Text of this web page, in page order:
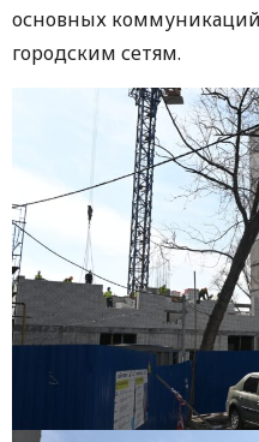
основных
городским сетям.